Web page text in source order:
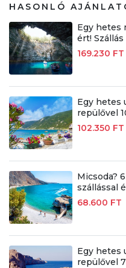
HASONLÓ
Egy hetes
ért!
169.230 FT
Egy hetes
repülővel
102.350 FT
Micsoda?
szállással
68.600 FT
Egy hetes
repülővel